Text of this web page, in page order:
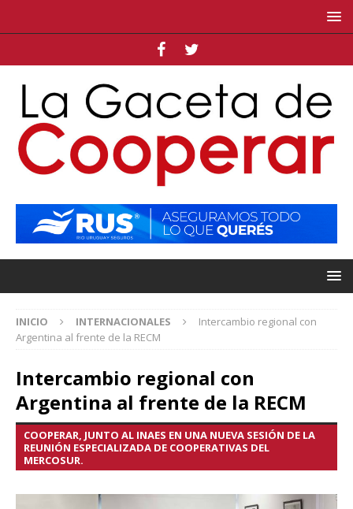
INICIO INTERNACIONALES
Intercambio regional con
Argentina al frente de la RECM
Intercambio regional con
Argentina al frente de la RECM
COOPERAR, JUNTO AL INAES EN UNA NUEVA SESIÓN DE LA
REUNIÓN ESPECIALIZADA DE COOPERATIVAS DEL
MERCOSUR.